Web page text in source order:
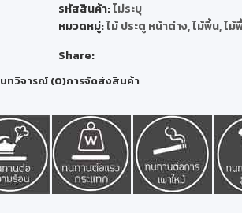
รหัสสินค้า:ไม่ระบุ
หมวดหมู่:ไม้ ประตู หน้าต่าง,ไม้พื้น,ไม้
Share:
บทวิจารณ์ (0)การจัดส่งสินค้า